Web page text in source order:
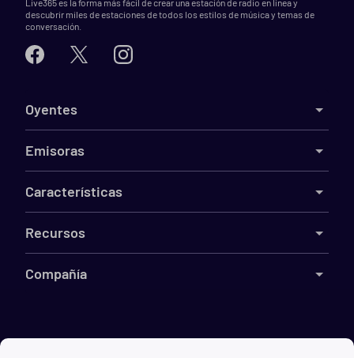
Live365 es la forma más fácil de crear una estación de radio en línea y
descubrir miles de estaciones de todos los estilos de música y temas de
conversación.
Oyentes
Emisoras
Características
Recursos
Compañía